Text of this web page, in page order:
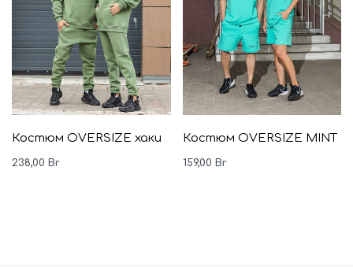
Костюм OVERSIZE хаки
238,00 Br
Костюм OVERSIZE MINT
159,00 Br